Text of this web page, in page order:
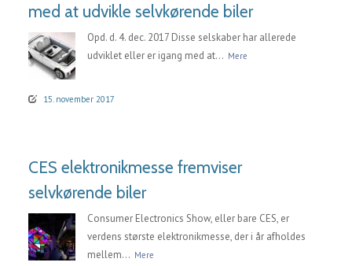
med at udvikle selvkørende biler
Opd. d. 4. dec. 2017 Disse selskaber har allerede
udviklet eller er igang med at... Mere
15. november 2017
CES elektronikmesse fremviser
selvkørende biler
Consumer Electronics Show, eller bare CES, er
verdens største elektronikmesse, der i år afholdes
mellem... Mere